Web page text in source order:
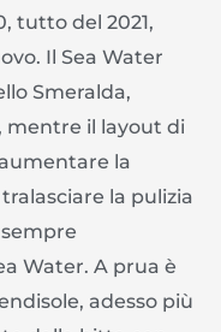
tutto del 2021,
Il Sea Water
Smeralda,
mentre il layout di
la
la pulizia
Water. A prua è
adesso più